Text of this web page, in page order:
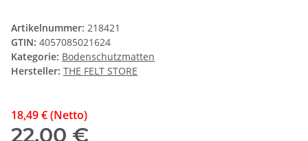
Artikelnummer: 218421
GTIN: 4057085021624
Kategorie: Bodenschutzmatten
Hersteller: THE FELT STORE
18,49 € (Netto)
22,00 €